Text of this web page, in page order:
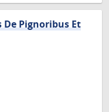
Pignoribus Et